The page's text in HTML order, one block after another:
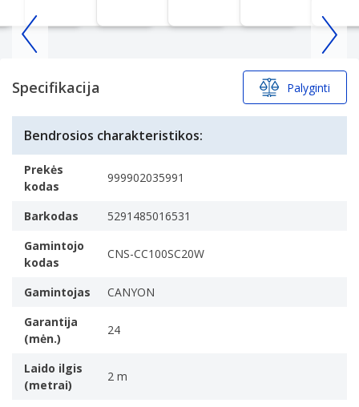
Item
Specifikacija Palyginti
Bendrosios charakteristikos:
Prekės
kodas
999902035991
Barkodas
5291485016531
Gamintojo
kodas
CNS-CC100SC20W
Gamintojas
CANYON
Garantija
(mėn.)
24
Laido ilgis
(metrai)
2 m